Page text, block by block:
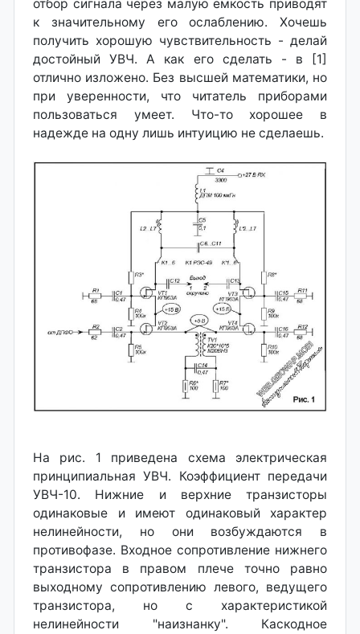
отбор сигнала через малую емкость приводят
к значительному его ослаблению. Хочешь
получить хорошую чувствительность - делай
достойный УВЧ. А как его сделать - в [1]
отлично изложено. Без высшей математики, но
при уверенности, что читатель приборами
пользоваться умеет. Что-то хорошее в
надежде на одну лишь интуицию не сделаешь.
На рис. 1 приведена схема электрическая
принципиальная УВЧ. Коэффициент передачи
УВЧ-10. Нижние и верхние транзисторы
одинаковые и имеют одинаковый характер
нелинейности, но они возбуждаются в
противофазе. Входное сопротивление нижнего
транзистора в правом плече точно равно
выходному сопротивлению левого, ведущего
транзистора, но с характеристикой
нелинейности "наизнанку". Каскодное